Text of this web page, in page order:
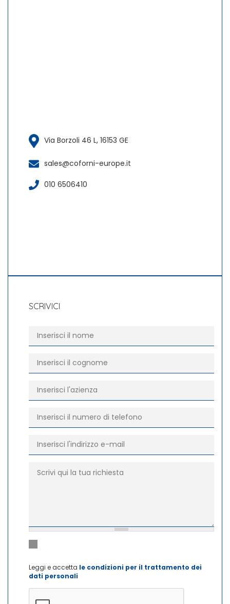
Via Borzoli 46 L, 16153 GE
sales@coforni-europe.it
010 6506410
SCRIVICI
Cognome
*
*
Leggi e accetta le condizioni per il trattamento dei
dati personali